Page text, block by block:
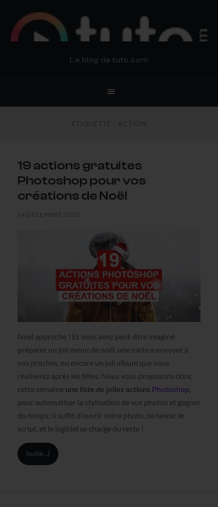
Le blog de tuto.com
19 actions gratuites
Photoshop pour vos
créations de Noël
14 DÉCEMBRE 2020
Noël approche ! Et vous avez peut-être imaginé
préparer un joli menu de noël, une carte à envoyer à
vos proches, ou encore un joli album que vous
réaliserez après les fêtes. Nous vous proposons donc
cette semaine une liste de jolies actions Photoshop,
pour automatiser la stylisation de vos photos et gagner
du temps; il suffit d’ouvrir votre photo, de lancer le
script, et le logiciel se charge du reste !
(suite…)